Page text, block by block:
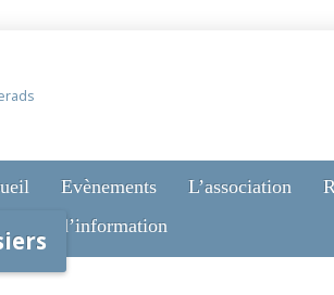
Evènements L’association
lettres d’information